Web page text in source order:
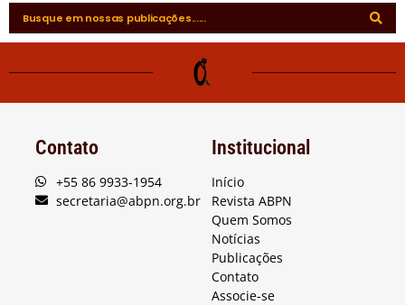
Contato
+55 86 9933-1954
secretaria@abpn.org.br
Institucional
Início
Revista ABPN
Quem Somos
Notícias
Publicações
Contato
Associe-se